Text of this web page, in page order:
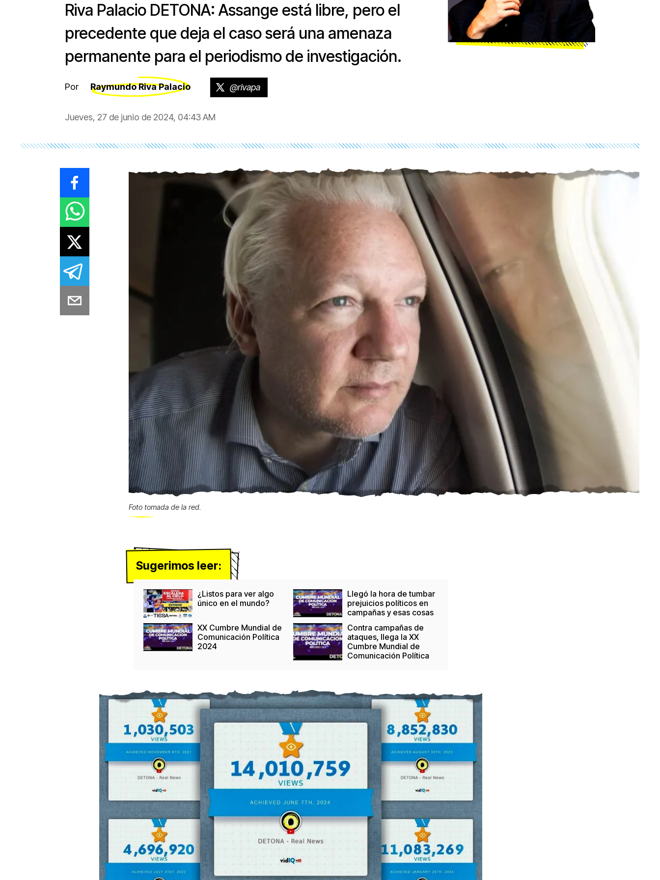
Riva Palacio DETONA: Assange está libre, pero el
precedente que deja el caso será una amenaza
permanente para el periodismo de investigación.
Por Raymundo Riva Palacio @rivapa
Jueves, 27 de junio de 2024, 04:43 AM
Foto tomada de la red.
Sugerimos leer:
¿Listos para ver algo
único en el mundo?
Llegó la hora de tumbar
prejuicios políticos en
campañas y esas cosas
XX Cumbre Mundial de
Comunicación Política
2024
Contra campañas de
ataques, llega la XX
Cumbre Mundial de
Comunicación Política